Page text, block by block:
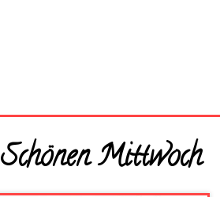
Schönen Mittwoch